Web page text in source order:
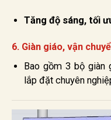
Tăng độ sáng, tối
6. Giàn giáo, vận
Bao gồm 3 bộ giàn
lắp đặt chuyên